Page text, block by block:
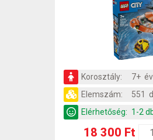
Korosztály:
7+ év
Elemszám:
551
Elérhetőség: 1-2
18 300 Ft